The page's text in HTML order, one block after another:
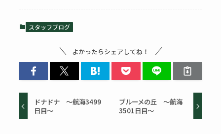
スタッフブログ
よかったらシェアしてね！
ドナドナ ～航海3499
日目～
ブルーメの丘 ～航海
3501日目～